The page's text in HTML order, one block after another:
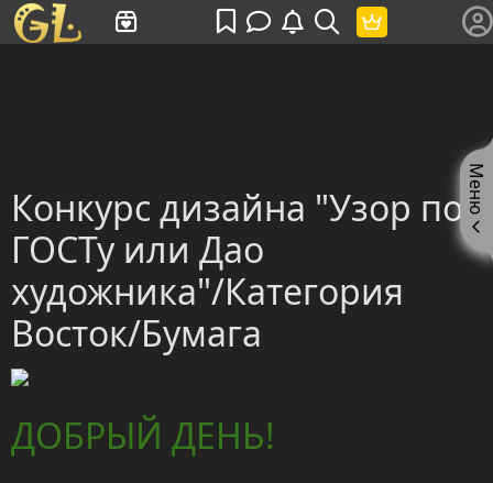
Конкурс дизайна "Узор по
ГОСТу или Дао
художника"/Категория
Восток/Бумага
ДОБРЫЙ ДЕНЬ!
Меню